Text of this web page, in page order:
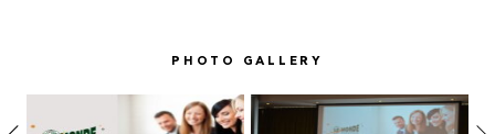
PHOTO GALLERY